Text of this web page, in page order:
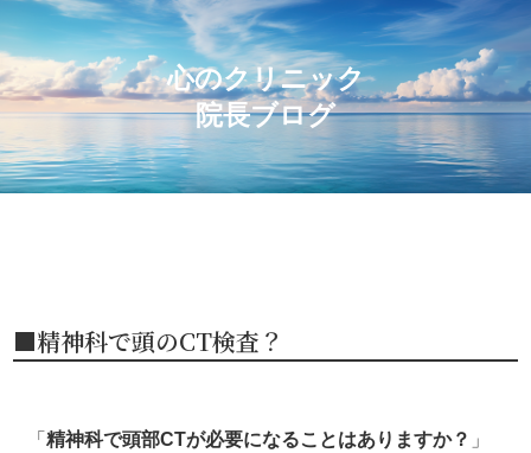
心のクリニック
院長ブログ
■精神科で頭のCT検査？
「精神科で頭部CTが必要になることはありますか？ 」